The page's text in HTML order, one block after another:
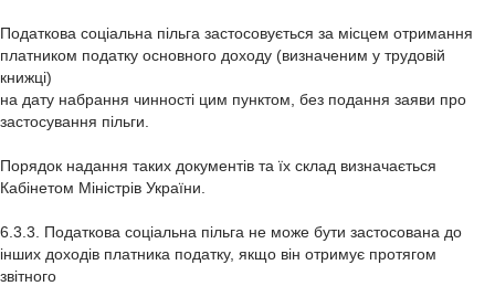
Податкова соціальна пільга застосовується за місцем отримання
платником податку основного доходу (визначеним у трудовій
книжці)
на дату набрання чинності цим пунктом, без подання заяви про
застосування пільги.
Порядок надання таких документів та їх склад визначається
Кабінетом Міністрів України.
6.3.3. Податкова соціальна пільга не може бути застосована до
інших доходів платника податку, якщо він отримує протягом
звітного